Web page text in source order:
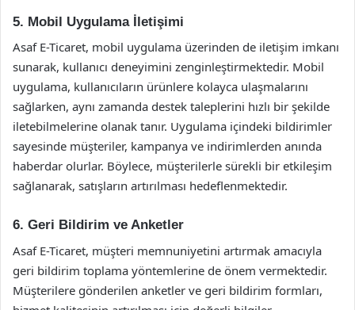
5. Mobil Uygulama İletişimi
Asaf E-Ticaret, mobil uygulama üzerinden de iletişim imkanı
sunarak, kullanıcı deneyimini zenginleştirmektedir. Mobil
uygulama, kullanıcıların ürünlere kolayca ulaşmalarını
sağlarken, aynı zamanda destek taleplerini hızlı bir şekilde
iletebilmelerine olanak tanır. Uygulama içindeki bildirimler
sayesinde müşteriler, kampanya ve indirimlerden anında
haberdar olurlar. Böylece, müşterilerle sürekli bir etkileşim
sağlanarak, satışların artırılması hedeflenmektedir.
6. Geri Bildirim ve Anketler
Asaf E-Ticaret, müşteri memnuniyetini artırmak amacıyla
geri bildirim toplama yöntemlerine de önem vermektedir.
Müşterilere gönderilen anketler ve geri bildirim formları,